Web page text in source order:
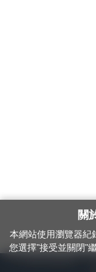
24小時緊急通報電話：
關
本網站使用瀏覽器紀
您選擇"接受並關閉"